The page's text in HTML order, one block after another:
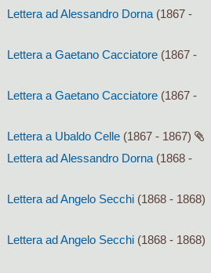
Lettera ad Alessandro Dorna (1867 -
Lettera a Gaetano Cacciatore (1867 -
Lettera a Gaetano Cacciatore (1867 -
Lettera a Ubaldo Celle (1867 - 1867)
Lettera ad Alessandro Dorna (1868 -
Lettera ad Angelo Secchi (1868 - 1868)
Lettera ad Angelo Secchi (1868 - 1868)